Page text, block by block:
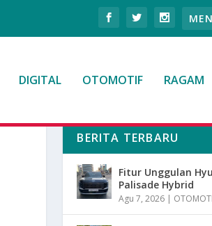
DIGITAL OTOMOTIF RAGAM
BERITA TERBARU
Fitur Unggulan
Palisade Hybrid
Agu 7, 2026 |